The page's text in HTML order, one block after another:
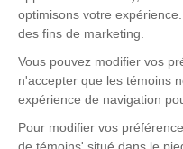
Location d'espaces
Gestion des témoins